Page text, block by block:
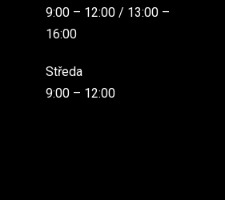
9:00 – 12:00 / 13:00 –
16:00
Středa
9:00 – 12:00